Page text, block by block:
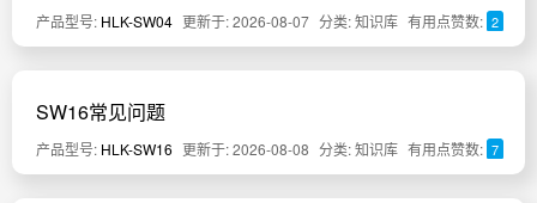
产品型号: HLK-SW04 更新于: 2026-08-07 分类: 知识库 有用点赞数: 2
SW16常见问题
产品型号: HLK-SW16 更新于: 2026-08-08 分类: 知识库 有用点赞数: 7